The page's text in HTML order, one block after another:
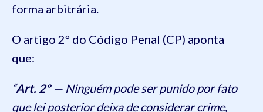
forma arbitrária.
O artigo 2º do Código Penal (CP) aponta
que:
“Art. 2º — Ninguém pode ser punido por fato
que lei posterior deixa de considerar crime,